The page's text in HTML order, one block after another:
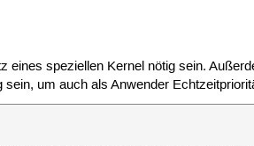
eines speziellen Kernel nötig sein.
um auch als Anwender